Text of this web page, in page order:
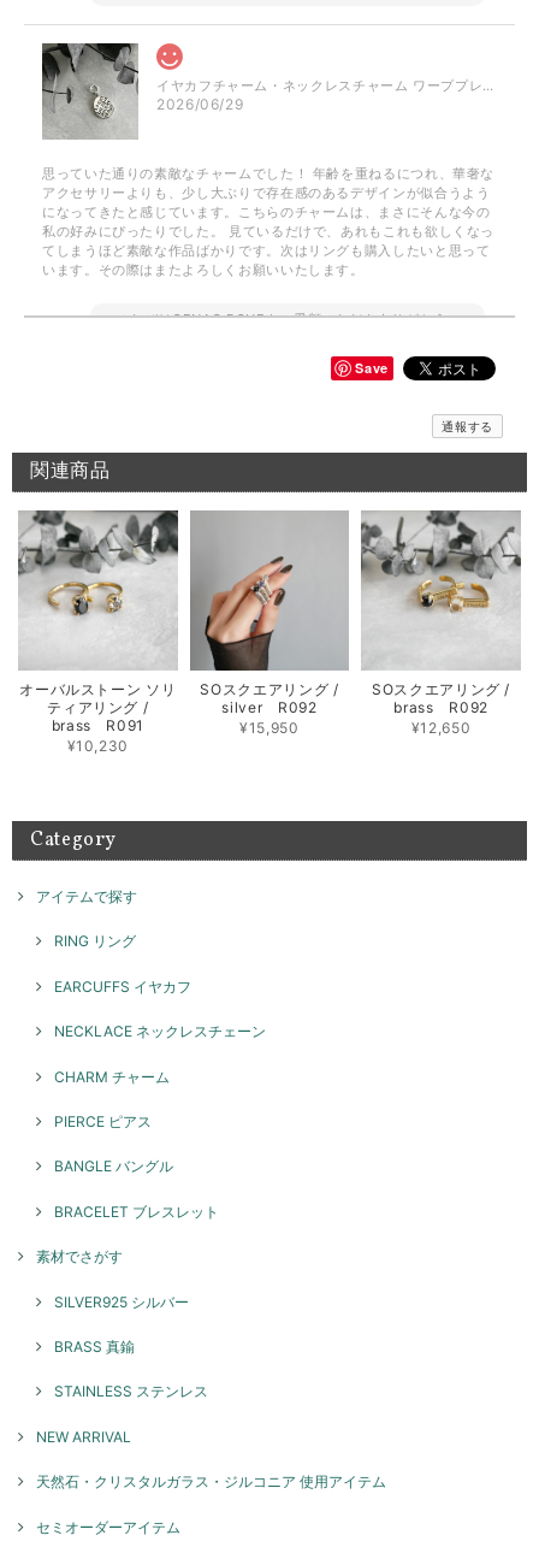
イヤカフチャーム・ネックレスチャーム ワーププレート / silver NP023 P050
2026/06/29
思っていた通りの素敵なチャームでした！ 年齢を重ねるにつれ、華奢な
アクセサリーよりも、少し大ぶりで存在感のあるデザインが似合うよう
になってきたと感じています。こちらのチャームは、まさにそんな今の
私の好みにぴったりでした。 見ているだけで、あれもこれも欲しくなっ
てしまうほど素敵な作品ばかりです。次はリングも購入したいと思って
います。その際はまたよろしくお願いいたします。
このたびはGENAC ROUEをご愛顧いただきありがとうご
GENAC ROUEでは自分好みに重ね付けしてボリューム感
をプラス出来たり、ワンポイントでお手持ちのアイテムと
リングをお試しくださいませ。また、何かございましたら
メッセージバングル / silver B018
2026/06/10
期待通りのお品でとてもうれしいです 先月このシリーズのリングを横浜
で購入してとても気に入ったのでバングルも欲しくなりました 次回横浜
POP UPまで待てないのでこちらで購入出来て よかったです 孫がいる年
齢ですが、このリング＆バングルを身に付けて かっこいいBABA目指し
ます！
お気に召して頂き大変嬉しく思います。 横浜のイベントご
とてもかわいいです！ 重ね付けにまた他のリングも揃えていきたいで
ざいました。 お気に召して頂き大変嬉しく思います。たく
で楽しんでいただけるリングですのでぜひ、また機会がご
ざいましたらよろしくお願いいたします。
本日お品物受け取りました 思っていた通りの素敵なアクセサリーでし
このたびはGENAC ROUEをご愛顧いただきありがとうご
ざいました。 お気に召して頂き大変嬉しく思います！たく
たらよろしくお願いいたします。
ネックレスチャーム ナンバー / silver NP026
Save
通報する
関連商品
オーバルストーン ソリ
ティアリング /
brass R091
¥10,230
SOスクエアリング /
silver R092
¥15,950
SOスクエアリング /
brass R092
¥12,650
Category
アイテムで探す
RING リング
EARCUFFS イヤカフ
NECKLACE ネックレスチェーン
CHARM チャーム
PIERCE ピアス
BANGLE バングル
BRACELET ブレスレット
素材でさがす
SILVER925 シルバー
BRASS 真鍮
STAINLESS ステンレス
NEW ARRIVAL
天然石・クリスタルガラス・ジルコニア 使用アイテム
セミオーダーアイテム